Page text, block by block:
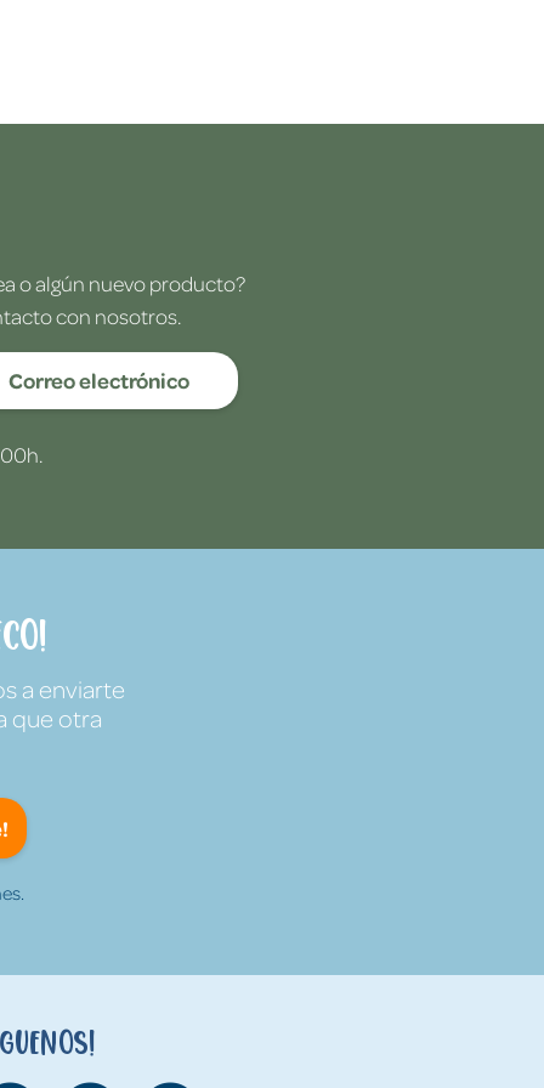
o algún nuevo producto?
con nosotros.
Correo electrónico
a enviarte
que otra